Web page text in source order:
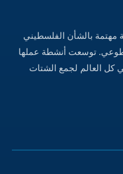
مهتمة بالشأن الفلسطيني
توسعت أنشطة عملها
كل العالم لجمع الشتات